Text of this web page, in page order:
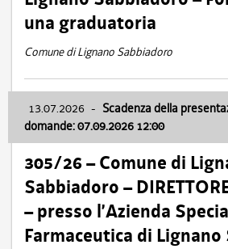
una graduatoria
Comune di Lignano Sabbiadoro
13.07.2026 - Scadenza della
domande: 07.09.2026 12:00
305/26 – Comune di
Sabbiadoro –
– presso l’Azienda
Farmaceutica di